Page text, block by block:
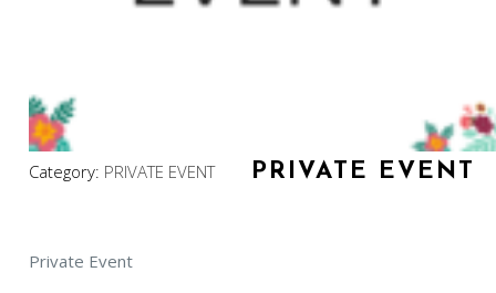
Category: PRIVATE EVENT PRIVATE EVENT
Private Event